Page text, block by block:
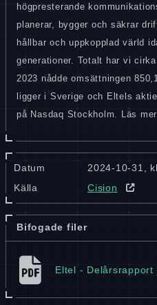
högpresterande
planerar, bygger och säkrar
hållbar och uppkopplad värld
generationer. Totalt har vi
2023 nådde omsättningen
ligger i Sverige och Eltels
på Nasdaq Stockholm. Läs
Datum
2024-10-31,
Källa
Cision
Bifogade filer
Eltel -